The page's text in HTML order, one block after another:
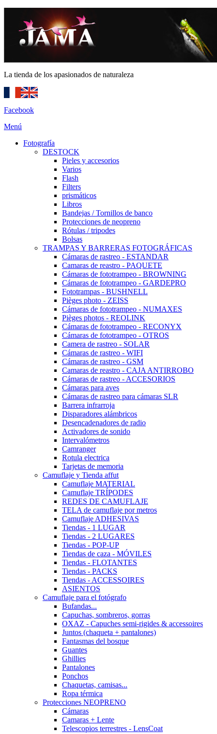
La tienda de los apasionados de naturaleza
Facebook
Menú
Fotografía
DESTOCK
Pieles y accesorios
Varios
Flash
Filters
prismáticos
Libros
Bandejas / Tornillos de banco
Protecciones de neopreno
Rótulas / tripodes
Bolsas
TRAMPAS Y BARRERAS FOTOGRÁFICAS
Cámaras de rastreo - ESTANDAR
Camaras de reastro - PAQUETE
Cámaras de fototrampeo - BROWNING
Cámaras de fototrampeo - GARDEPRO
Fototrampas - BUSHNELL
Pièges photo - ZEISS
Cámaras de fototrampeo - NUMAXES
Pièges photos - REOLINK
Cámaras de fototrampeo - RECONYX
Cámaras de fototrampeo - OTROS
Camera de rastreo - SOLAR
Cámaras de rastreo - WIFI
Cámaras de rastreo - GSM
Camaras de reastro - CAJA ANTIRROBO
Cámaras de rastreo - ACCESORIOS
Cámaras para aves
Cámaras de rastreo para cámaras SLR
Barrera infrarroja
Disparadores alámbricos
Desencadenadores de radio
Activadores de sonido
Intervalómetros
Camranger
Rotula electrica
Tarjetas de memoria
Camuflaje y Tienda affut
Camuflaje MATERIAL
Camuflaje TRÍPODES
REDES DE CAMUFLAJE
TELA de camuflaje por metros
Camuflaje ADHESIVAS
Tiendas - 1 LUGAR
Tiendas - 2 LUGARES
Tiendas - POP-UP
Tiendas de caza - MÓVILES
Tiendas - FLOTANTES
Tiendas - PACKS
Tiendas - ACCESSOIRES
ASIENTOS
Camuflaje para el fotógrafo
Bufandas...
Capuchas, sombreros, gorras
OXAZ - Capuches semi-rigides & accessoires
Juntos (chaqueta + pantalones)
Fantasmas del bosque
Guantes
Ghillies
Pantalones
Ponchos
Chaquetas, camisas...
Ropa térmica
Protecciones NEOPRENO
Cámaras
Camaras + Lente
Telescopios terrestres - LensCoat